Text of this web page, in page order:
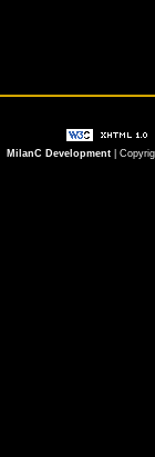
MilanC Development |